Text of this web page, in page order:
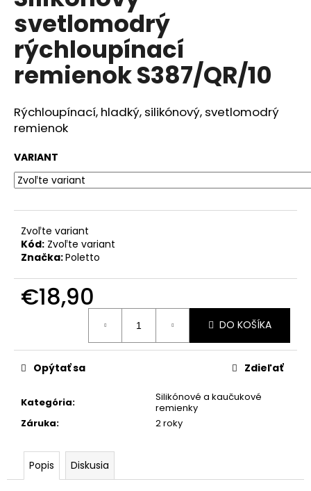
z
5
hviezdičiek.
svetlomodrý
rýchloupínací
remienok S387/QR/10
Rýchloupínací, hladký, silikónový, svetlomodrý
remienok
VARIANT
Zvoľte variant
Kód: Zvoľte variant
Značka:Poletto
€18,90
DO KOŠÍKA
Kategória:
Silikónové a kaučukové
remienky
Záruka: 2 roky
Opýtať sa Zdieľať
Popis Diskusia
á
j
s
ť
?
d
p
r
ú
e
NYLÓNOVÝ
VIACFAREBNÝ
REMIENOK
€19,80